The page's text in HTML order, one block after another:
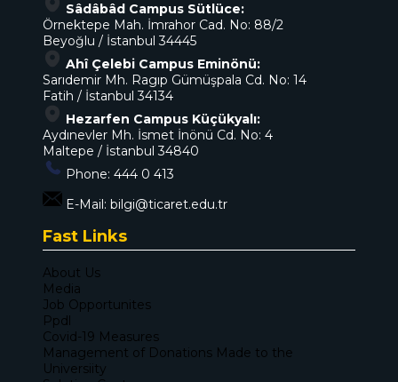
Sâdâbâd Campus Sütlüce:
Örnektepe Mah. İmrahor Cad. No: 88/2
Beyoğlu / İstanbul 34445
Ahî Çelebi Campus Eminönü:
Sarıdemir Mh. Ragıp Gümüşpala Cd. No: 14
Fatih / İstanbul 34134
Hezarfen Campus Küçükyalı:
Aydınevler Mh. İsmet İnönü Cd. No: 4
Maltepe / İstanbul 34840
Phone: 444 0 413
E-Mail: bilgi@ticaret.edu.tr
Fast Links
About Us
Media
Job Opportunites
Ppdl
Covid-19 Measures
Management of Donations Made to the
Universiity